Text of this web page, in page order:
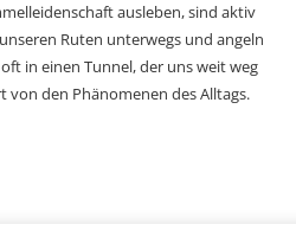
ausleben, sind aktiv
Ruten unterwegs und angeln
in einen Tunnel, der uns weit weg
von den Phänomenen des Alltags.